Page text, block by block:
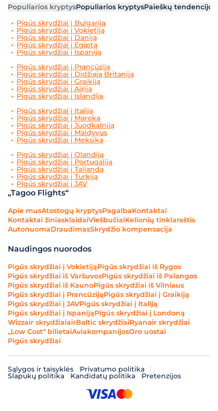
Populiarios kryptysPopuliarios kryptysPaieškų tendencijos
Pigūs skrydžiai į Bulgariją
Pigūs skrydžiai į Vokietiją
Pigūs skrydžiai į Daniją
Pigūs skrydžiai į Egiptą
Pigūs skrydžiai į Ispaniją
Pigūs skrydžiai į Prancūziją
Pigūs skrydžiai į Didžiają Britaniją
Pigūs skrydžiai į Graikiją
Pigūs skrydžiai į Airiją
Pigūs skrydžiai į Islandiją
Pigūs skrydžiai į Italiją
Pigūs skrydžiai į Maroką
Pigūs skrydžiai į Juodkalniją
Pigūs skrydžiai į Maldyvus
Pigūs skrydžiai į Meksiką
Pigūs skrydžiai į Olandiją
Pigūs skrydžiai į Portugaliją
Pigūs skrydžiai į Tailandą
Pigūs skrydžiai į Turkiją
Pigūs skrydžiai į JAV
„Tagoo Flights“
Apie musAtostogų kryptysPagalbaKontaktai
Kontaktai žiniasklaidaiViešbučiaiKelionių tinklaraštis
AutonuomaDraudimasSkrydžio kompensacija
Naudingos nuorodos
Pigūs skrydžiai į VokietijąPigūs skrydžiai iš Rygos
Pigūs skrydžiai iš VaršuvosPigūs skrydžiai iš Palangos
Pigūs skrydžiai iš KaunoPigūs skrydžiai iš Vilniaus
Pigūs skrydžiai į PrancūzijąPigūs skrydžiai į Graikiją
Pigūs skrydžiai į JAVPigūs skrydžiai į Italiją
Pigūs skrydžiai į IspanijąPigūs skrydžiai į Londoną
Wizzair skrydžiaiairBaltic skrydžiaiRyanair skrydžiai
„Low Cost“ bilietaiAviakompanijosOro uostai
Pigūs skrydžiai
Sąlygos ir taisyklės Privatumo politika
Slapukų politika Kandidatų politika Pretenzijos